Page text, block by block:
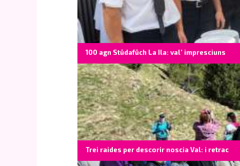
100 agn Stüdafüch La Ila: val’ impresciuns
Trei raides per descorir noscia Val: i retrac